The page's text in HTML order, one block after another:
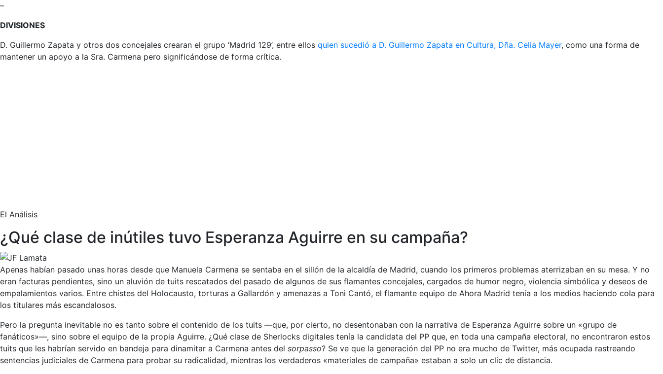
–
DIVISIONES
D. Guillermo Zapata y otros dos concejales crearan el grupo ‘Madrid 129’, entre ellos quien sucedió a D. Guillermo Zapata en Cultura, Dña. Celia Mayer, como una forma de
mantener un apoyo a la Sra. Carmena pero significándose de forma crítica.
El Análisis
¿Qué clase de inútiles tuvo Esperanza Aguirre en su campaña?
Apenas habían pasado unas horas desde que Manuela Carmena se sentaba en el sillón de la alcaldía de Madrid, cuando los primeros problemas aterrizaban en su mesa. Y no
eran facturas pendientes, sino un aluvión de tuits rescatados del pasado de algunos de sus flamantes concejales, cargados de humor negro, violencia simbólica y deseos de
empalamientos varios. Entre chistes del Holocausto, torturas a Gallardón y amenazas a Toni Cantó, el flamante equipo de Ahora Madrid tenía a los medios haciendo cola para
los titulares más escandalosos.
Pero la pregunta inevitable no es tanto sobre el contenido de los tuits —que, por cierto, no desentonaban con la narrativa de Esperanza Aguirre sobre un «grupo de
fanáticos»—, sino sobre el equipo de la propia Aguirre. ¿Qué clase de Sherlocks digitales tenía la candidata del PP que, en toda una campaña electoral, no encontraron estos
tuits que les habrían servido en bandeja para dinamitar a Carmena antes del sorpasso? Se ve que la generación del PP no era mucho de Twitter, más ocupada rastreando
sentencias judiciales de Carmena para probar su radicalidad, mientras los verdaderos «materiales de campaña» estaban a solo un clic de distancia.